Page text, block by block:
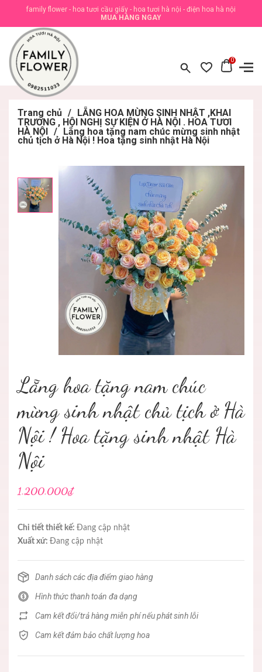
family flower - hoa tươi cầu giấy - hoa tươi hà nội - điện hoa hà nội
MUA HÀNG NGAY
0
Trang chủ / LẴNG HOA MỪNG SINH NHẬT ,KHAI
TRƯƠNG , HỘI NGHỊ SỰ KIỆN Ở HÀ NỘI . HOA TƯƠI
HÀ NỘI / Lẵng hoa tặng nam chúc mừng sinh nhật
chủ tịch ở Hà Nội ! Hoa tặng sinh nhật Hà Nội
Lẵng hoa tặng nam chúc
mừng sinh nhật chủ tịch ở Hà
Nội ! Hoa tặng sinh nhật Hà
Nội
1.200.000₫
Chi tiết thiết kế: Đang cập nhật
Xuất xứ: Đang cập nhật
Danh sách các địa điểm giao hàng
Hình thức thanh toán đa dạng
Cam kết đổi/trả hàng miễn phí nếu phát sinh lỗi
Cam kết đảm bảo chất lượng hoa